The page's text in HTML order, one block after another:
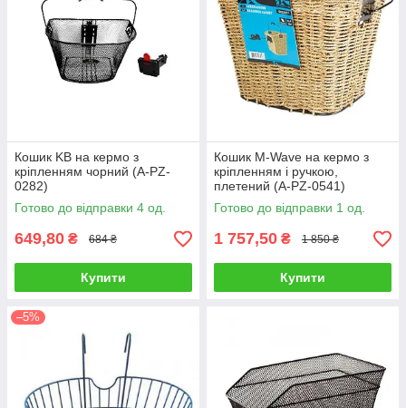
Кошик KB на кермо з
кріпленням чорний (A-PZ-
0282)
Готово до відправки 4 од.
649,80 ₴ 684 ₴
Купити
Кошик M-Wave на кермо з
кріпленням і ручкою,
плетений (A-PZ-0541)
Готово до відправки 1 од.
1 757,50 ₴ 1 850 ₴
Купити
–5%